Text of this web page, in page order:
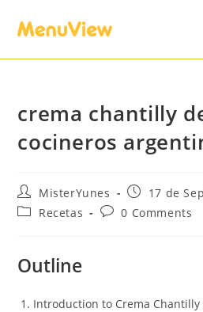
crema chantilly
cocineros
MisterYunes
17 de
Recetas
0 Comments
Outline
Introduction to Crema Chantilly